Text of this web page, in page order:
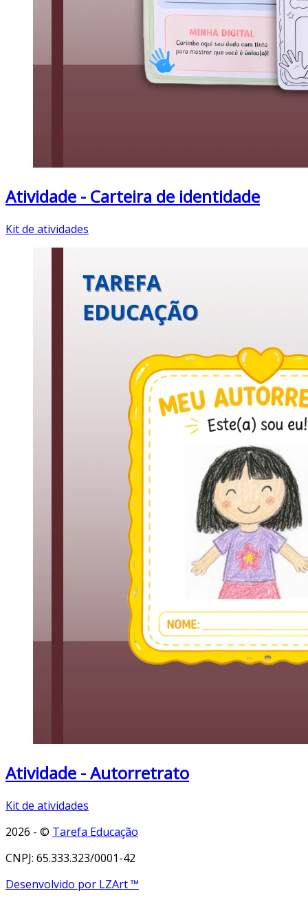
Atividade - Carteira de identidade
Kit de atividades
Atividade - Autorretrato
Kit de atividades
2026 - © Tarefa Educação
CNPJ: 65.333.323/0001-42
Desenvolvido por LZArt ™